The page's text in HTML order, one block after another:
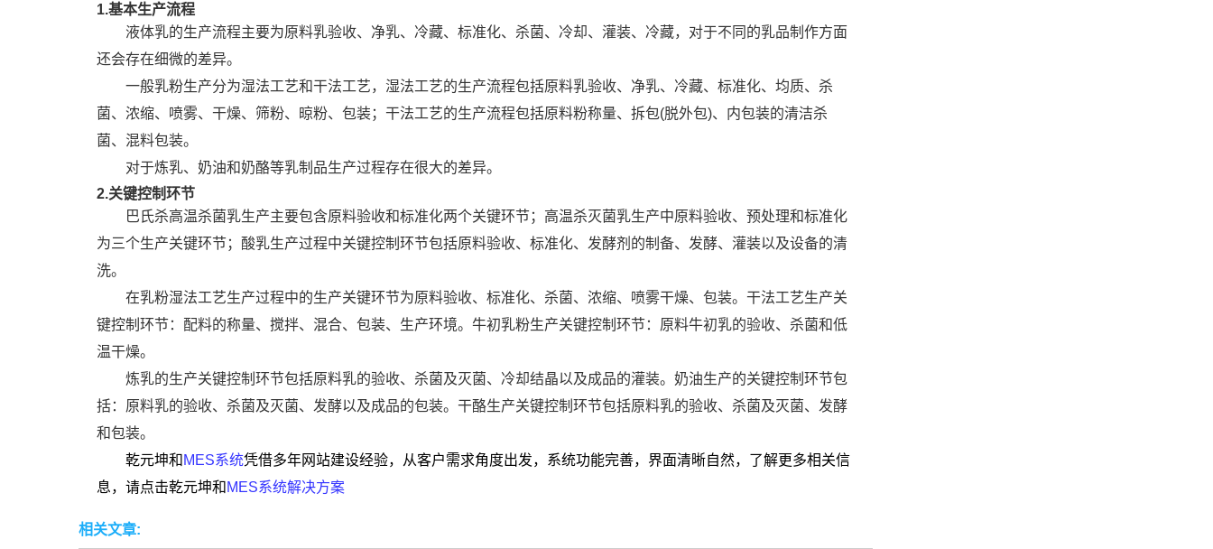
1.基本生产流程
液体乳的生产流程主要为原料乳验收、净乳、冷藏、标准化、杀菌、冷却、灌装、冷藏，对于不同的乳品制作方面
还会存在细微的差异。
一般乳粉生产分为湿法工艺和干法工艺，湿法工艺的生产流程包括原料乳验收、净乳、冷藏、标准化、均质、杀
菌、浓缩、喷雾、干燥、筛粉、晾粉、包装；干法工艺的生产流程包括原料粉称量、拆包(脱外包)、内包装的清洁杀
菌、混料包装。
对于炼乳、奶油和奶酪等乳制品生产过程存在很大的差异。
2.关键控制环节
巴氏杀高温杀菌乳生产主要包含原料验收和标准化两个关键环节；高温杀灭菌乳生产中原料验收、预处理和标准化
为三个生产关键环节；酸乳生产过程中关键控制环节包括原料验收、标准化、发酵剂的制备、发酵、灌装以及设备的清
洗。
在乳粉湿法工艺生产过程中的生产关键环节为原料验收、标准化、杀菌、浓缩、喷雾干燥、包装。干法工艺生产关
键控制环节：配料的称量、搅拌、混合、包装、生产环境。牛初乳粉生产关键控制环节：原料牛初乳的验收、杀菌和低
温干燥。
炼乳的生产关键控制环节包括原料乳的验收、杀菌及灭菌、冷却结晶以及成品的灌装。奶油生产的关键控制环节包
括：原料乳的验收、杀菌及灭菌、发酵以及成品的包装。干酪生产关键控制环节包括原料乳的验收、杀菌及灭菌、发酵
和包装。
乾元坤和 MES系统凭借多年网站建设经验，从客户需求角度出发，系统功能完善，界面清晰自然，了解更多相关信
息，请点击乾元坤和 MES系统解决方案
相关文章: